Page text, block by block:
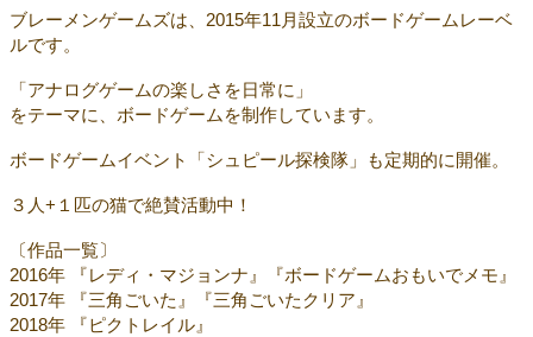
ブレーメンゲームズは、2015年11月設立のボードゲームレーベ
ルです。
「アナログゲームの楽しさを日常に」
をテーマに、ボードゲームを制作しています。
ボードゲームイベント「シュピール探検隊」も定期的に開催。
３人+１匹の猫で絶賛活動中！
〔作品一覧〕
2016年 『レディ・マジョンナ』『ボードゲームおもいでメモ』
2017年 『三角ごいた』『三角ごいたクリア』
2018年 『ピクトレイル』